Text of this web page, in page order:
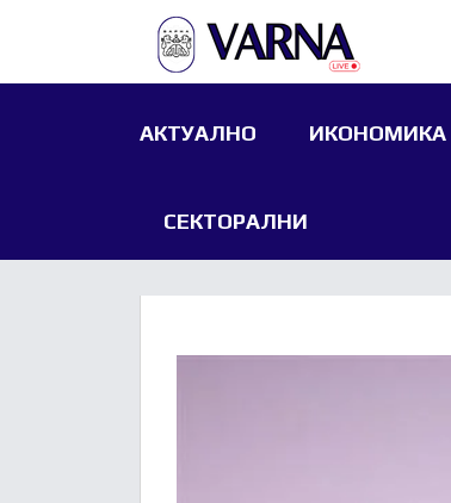
АКТУАЛНО ИКОНОМИКА
СЕКТОРАЛНИ